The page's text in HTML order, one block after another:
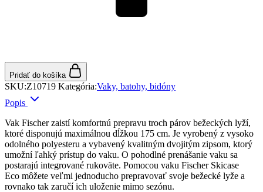
Pridať do košíka
SKU:Z10719 Kategória:Vaky, batohy, bidóny
Popis
Vak Fischerzaistí komfortnú prepravu troch párov bežeckých lyží,
ktoré disponujú maximálnou dĺžkou 175 cm. Je vyrobený z vysoko
odolného polyesteru a vybavený kvalitným dvojitým zipsom, ktorý
umožní ľahký prístup do vaku. O pohodlné prenášanie vaku sa
postarajú integrované rukoväte. Pomocou vaku Fischer Skicase
Eco môžete veľmi jednoducho prepravovať svoje bežecké lyže a
rovnako tak zaručí ich uloženie mimo sezónu.